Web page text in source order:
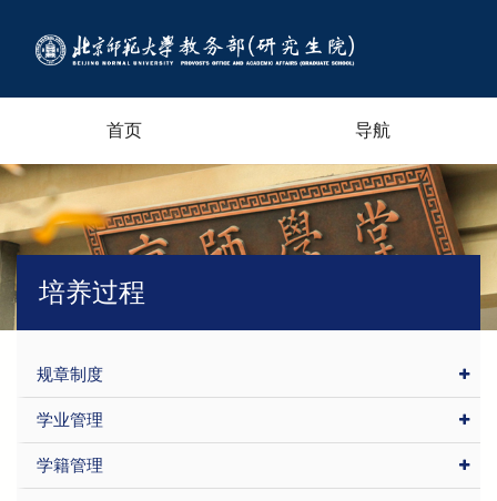
首页 导航
培养过程
规章制度
学业管理
学籍管理